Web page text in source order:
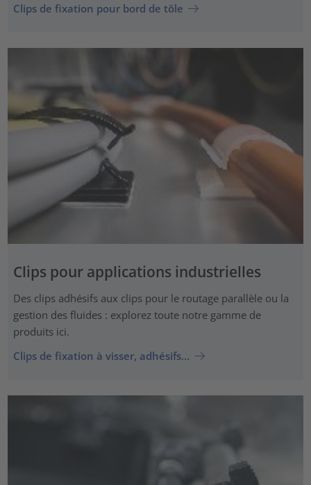
Clips de fixation pour bord de tôle
Clips pour applications industrielles
Des clips adhésifs aux clips pour le routage parallèle ou la
gestion des fluides : explorez toute notre gamme de
produits ici.
Clips de fixation à visser, adhésifs…